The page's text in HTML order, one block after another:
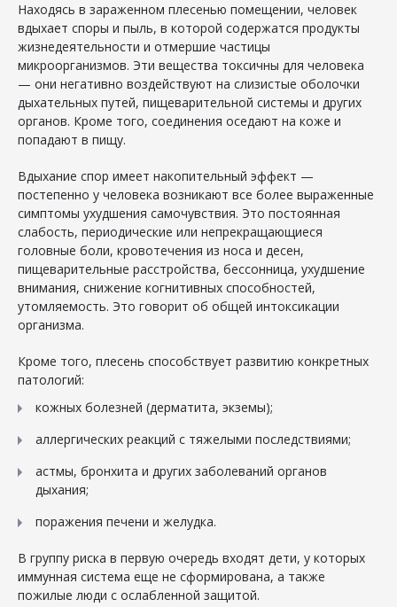
Находясь в зараженном плесенью помещении, человек
вдыхает споры и пыль, в которой содержатся продукты
жизнедеятельности и отмершие частицы
микроорганизмов. Эти вещества токсичны для человека
— они негативно воздействуют на слизистые оболочки
дыхательных путей, пищеварительной системы и других
органов. Кроме того, соединения оседают на коже и
попадают в пищу.
Вдыхание спор имеет накопительный эффект —
постепенно у человека возникают все более выраженные
симптомы ухудшения самочувствия. Это постоянная
слабость, периодические или непрекращающиеся
головные боли, кровотечения из носа и десен,
пищеварительные расстройства, бессонница, ухудшение
внимания, снижение когнитивных способностей,
утомляемость. Это говорит об общей интоксикации
организма.
Кроме того, плесень способствует развитию конкретных
патологий:
кожных болезней (дерматита, экземы);
аллергических реакций с тяжелыми последствиями;
астмы, бронхита и других заболеваний органов
дыхания;
поражения печени и желудка.
В группу риска в первую очередь входят дети, у которых
иммунная система еще не сформирована, а также
пожилые люди с ослабленной защитой.